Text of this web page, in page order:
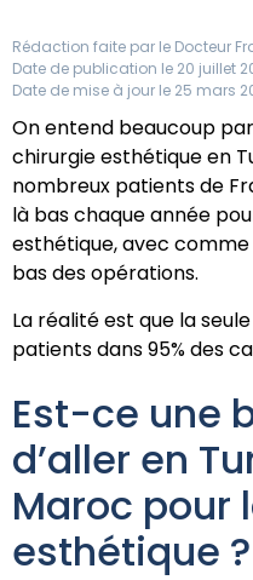
Rédaction faite par le Docteur
Date de publication le 20 juillet
Date de mise à jour le 25 mars
On entend beaucoup
chirurgie esthétique en
nombreux patients de
là bas chaque année
esthétique, avec
bas des opérations.
La réalité est que la
patients dans 95% des
Est-ce une
d’aller en
Maroc pour
esthétique ?